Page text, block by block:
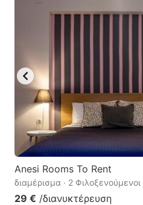
Anesi Rooms To Rent
διαμέρισμα · 2
29 € /διανυκτέρευση